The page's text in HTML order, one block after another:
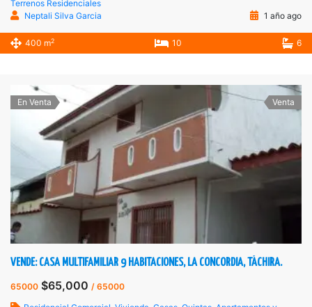
Terrenos Residenciales
Neptali Silva Garcia
1 año ago
400 m2 10 6
En Venta Venta
VENDE: CASA MULTIFAMILIAR 9 HABITACIONES, LA CONCORDIA, TÁCHIRA.
65000 $65,000 / 65000